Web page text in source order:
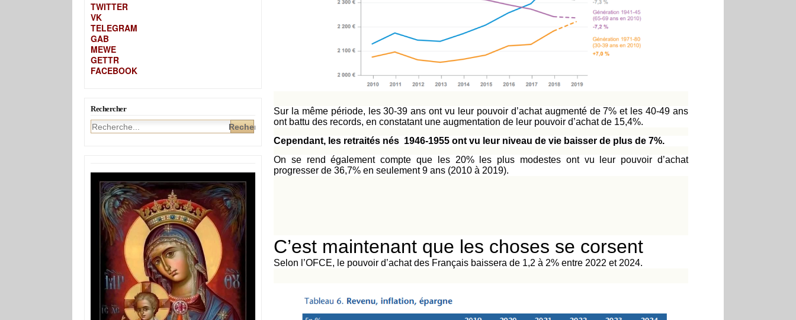
TWITTER
VK
TELEGRAM
GAB
MEWE
GETTR
FACEBOOK
Rechercher
Sur la même période, les 30-39 ans ont vu leur pouvoir d’achat augmenté de 7% et les 40-49 ans
ont battu des records, en constatant une augmentation de leur pouvoir d’achat de 15,4%.
Cependant, les retraités nés 1946-1955 ont vu leur niveau de vie baisser de plus de 7%.
On se rend également compte que les 20% les plus modestes ont vu leur pouvoir d’achat
progresser de 36,7% en seulement 9 ans (2010 à 2019).
C’est maintenant que les choses se corsent
Selon l’OFCE, le pouvoir d’achat des Français baissera de 1,2 à 2% entre 2022 et 2024.